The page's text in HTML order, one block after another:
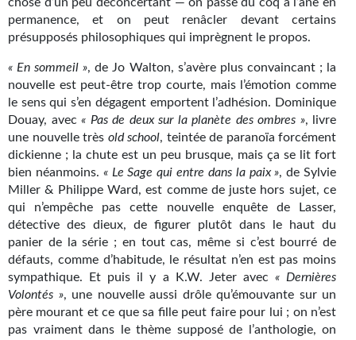
LE BLOG BIFROST
Tous les articles
La Bibliothèque orbitale
Journal d'un homme des bois
FORUMS
CONTACT
Nous contacter
F.A.Q.
Soumettre un manuscrit
Support technique
permanence, et on peut renâcler devant certains
présupposés philosophiques qui imprègnent le propos.
« En sommeil », de Jo Walton, s’avère plus convaincant ; la
nouvelle est peut-être trop courte, mais l’émotion comme
le sens qui s’en dégagent emportent l’adhésion. Dominique
Douay, avec « Pas de deux sur la planète des ombres », livre
une nouvelle très old school, teintée de paranoïa forcément
dickienne ; la chute est un peu brusque, mais ça se lit fort
bien néanmoins. « Le Sage qui entre dans la paix », de Sylvie
Miller & Philippe Ward, est comme de juste hors sujet, ce
qui n’empêche pas cette nouvelle enquête de Lasser,
détective des dieux, de figurer plutôt dans le haut du
panier de la série ; en tout cas, même si c’est bourré de
défauts, comme d’habitude, le résultat n’en est pas moins
sympathique. Et puis il y a K.W. Jeter avec « Dernières
Volontés », une nouvelle aussi drôle qu’émouvante sur un
père mourant et ce que sa fille peut faire pour lui ; on n’est
pas vraiment dans le thème supposé de l’anthologie, on